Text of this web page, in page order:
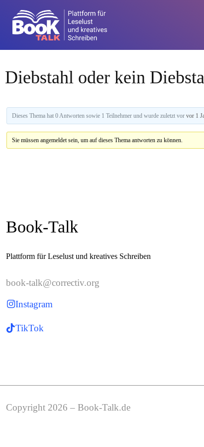
Diebstahl oder kein
Dieses Thema hat 0 Antworten sowie 1 Teilnehmer und wurde zuletzt vor vor 1
Sie müssen angemeldet sein, um auf dieses Thema antworten zu können.
Book-Talk
Plattform für Leselust und kreatives Schreiben
book-talk@correctiv.org
Instagram
TikTok
Copyright 2026 – Book-Talk.de